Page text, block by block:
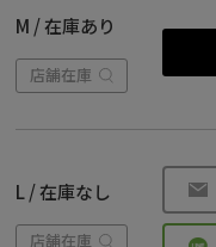
M / 在庫あり
店舗在庫
L / 在庫なし
店舗在庫